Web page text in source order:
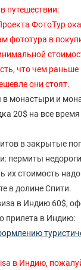
путешествии:
ФотоТур
фототура в
что чем
они стоят.
монастыри и
20$ на все время
в закрытые
пермиты
их стоимость
в долине Спити.
в Индию 60$,
прилета в Индию:
в Индию,